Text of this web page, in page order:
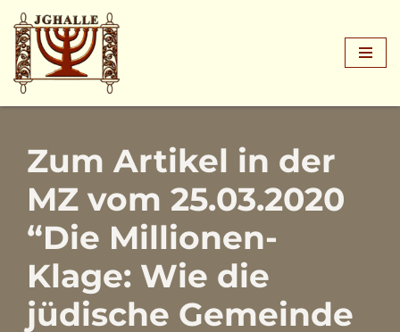
Zum
Inhalt
springen
Zum Artikel in der
MZ vom 25.03.2020
“Die Millionen-
Klage: Wie die
jüdische Gemeinde